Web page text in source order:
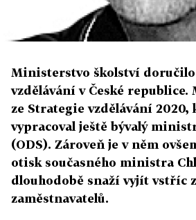
Ministerstvo školství doručilo
vzdělávání v České republice.
ze Strategie vzdělávání 2020,
vypracoval ještě bývalý
(ODS). Zároveň je v něm
otisk současného ministra
dlouhodobě snaží vyjít vstříc
zaměstnavatelů.